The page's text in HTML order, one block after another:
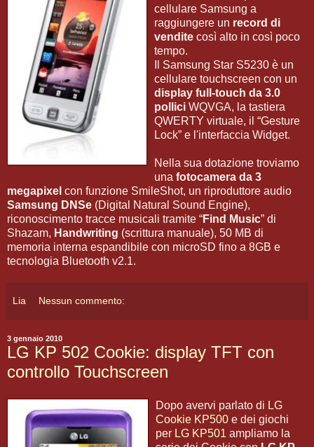
cellulare Samsung a
raggiungere un record di
vendite così alto in così poco
tempo.
Il Samsung Star S5230 è un
cellulare touchscreen con un
display full-touch da 3.0
pollici WQVGA, la tastiera
QWERTY virtuale, il “Gesture
Lock” e l'interfaccia Widget.
Nella sua dotazione troviamo
una fotocamera da 3
megapixel con funzione SmileShot, un riproduttore audio
Samsung DNSe (Digital Natural Sound Engine),
riconoscimento tracce musicali tramite “Find Music” di
Shazam, Handwriting (scrittura manuale), 50 MB di
memoria interna espandibile con microSD fino a 8GB e
tecnologia Bluetooth v2.1.
Lia Nessun commento:
3 gennaio 2010
LG KP 502 Cookie: display TFT con
controllo Touchscreen
Dopo avervi parlato di LG
Cookie KP500 e dei giochi
per LG KP501 ampliamo la